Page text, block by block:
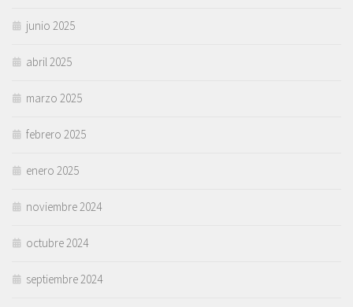
junio 2025
abril 2025
marzo 2025
febrero 2025
enero 2025
noviembre 2024
octubre 2024
septiembre 2024